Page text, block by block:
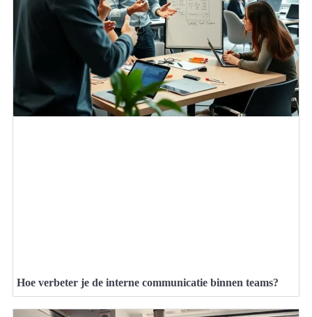
Hoe verbeter je de interne communicatie binnen teams?